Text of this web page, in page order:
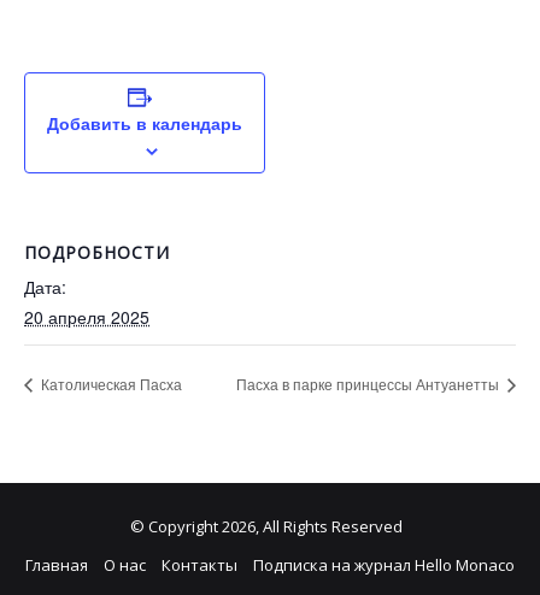
Добавить в календарь
ПОДРОБНОСТИ
Дата:
20 апреля 2025
Католическая Пасха Пасха в парке принцессы Антуанетты
© Copyright 2026, All Rights Reserved
Главная
О нас Контакты
Подписка на журнал Hello Monaco